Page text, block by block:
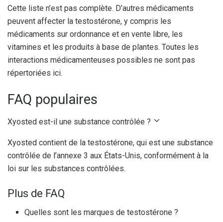
Cette liste n’est pas complète. D’autres médicaments
peuvent affecter la testostérone, y compris les
médicaments sur ordonnance et en vente libre, les
vitamines et les produits à base de plantes. Toutes les
interactions médicamenteuses possibles ne sont pas
répertoriées ici.
FAQ populaires
Xyosted est-il une substance contrôlée ?
Xyosted contient de la testostérone, qui est une substance
contrôlée de l’annexe 3 aux États-Unis, conformément à la
loi sur les substances contrôlées.
Plus de FAQ
Quelles sont les marques de testostérone ?